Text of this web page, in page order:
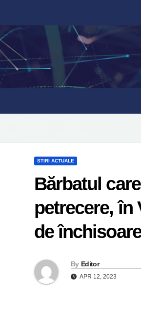
STIRI ACTUALE
Bărbatul
petrecere, în
de
By Editor
APR 12, 2023